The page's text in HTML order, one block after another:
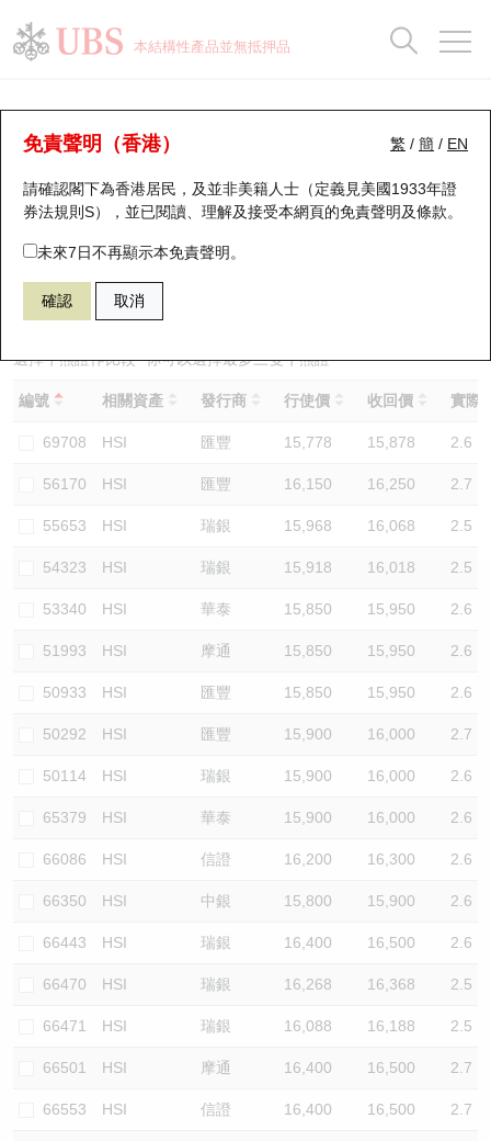
本結構性產品並無抵押品
繁 / 簡 / EN
免責聲明（香港）
請確認閣下為香港居民，及並非美籍人士（定義見美國1933年證
券法規則S），並已閱讀、理解及接受本網頁的免責聲明及條款。
未來7日不再顯示本免責聲明。
確認 取消
牛熊證分析儀
表現 街貨統計 比較
67311 瑞銀牛證 HSI 恒生指數
選擇牛熊證作比較 *你可以選擇最多三隻牛熊證
編號 相關資產 發行商 行使價 收回價 實際
69708 HSI 匯豐 15,778 15,878 2.6
56170 HSI 匯豐 16,150 16,250 2.7
55653 HSI 瑞銀 15,968 16,068 2.5
54323 HSI 瑞銀 15,918 16,018 2.5
53340 HSI 華泰 15,850 15,950 2.6
51993 HSI 摩通 15,850 15,950 2.6
50933 HSI 匯豐 15,850 15,950 2.6
50292 HSI 匯豐 15,900 16,000 2.7
50114 HSI 瑞銀 15,900 16,000 2.6
65379 HSI 華泰 15,900 16,000 2.6
66086 HSI 信證 16,200 16,300 2.6
66350 HSI 中銀 15,800 15,900 2.6
66443 HSI 瑞銀 16,400 16,500 2.6
66470 HSI 瑞銀 16,268 16,368 2.5
66471 HSI 瑞銀 16,088 16,188 2.5
66501 HSI 摩通 16,400 16,500 2.7
66553 HSI 信證 16,400 16,500 2.7
瑞銀認股證一覽
新發行瑞銀認股證
即將到期認股證
認股證到期結算價查詢
認股證分析儀
認股證速算機
認股證/牛熊證日誌
認股證文件及公告
街貨統計
比較
牛熊全景快搜
牛熊證搜尋
牛熊證街貨分佈圖
正股牛熊證列表
新發行瑞銀牛熊證
已收回牛熊證剩餘價值
牛熊證到期結算價查詢
牛熊證分析儀
牛熊證文件及公告
牛熊證文件及公告 (瑞信)
街貨統計
比較
十大升幅/跌幅
十大認股證成交分佈
十天股證佔大市成交
資金流
街貨統計
三十大平均引伸波幅
正股分析儀
二十大活躍股份
恒指成份股
國指成份股
科指成份股
相關資產沽空
中資ETFs溢價比較
AH 股價對照
ADR
收市競價變化
持股比重
顯示所有持股比重
每月輪證大市專題
輪證專欄
講座及教育短片
認股證投資者教育
牛熊證投資者教育
認股證牛熊證常問問題